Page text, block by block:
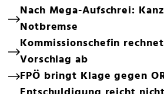
Nach Mega-Aufschrei:
Notbremse
Kommissionschefin
Vorschlag ab
FPÖ bringt Klage gegen